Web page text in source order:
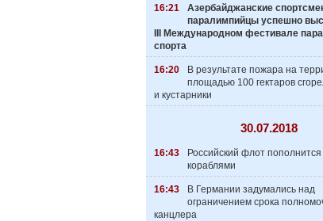
16:21
Азербайджанские
паралимпийцы успешно
III Международном фестивале
спорта
16:20
В результате пожара на
площадью 100 гектаров
и кустарники
30.07.2018
16:43
Российский флот
кораблями
16:43
В Германии задумались над
ограничением срока
канцлера